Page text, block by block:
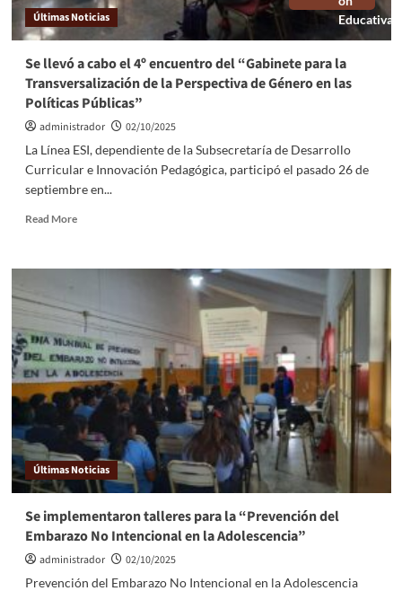
Últimas Noticias
Se llevó a cabo el 4º encuentro del “Gabinete para la
Transversalización de la Perspectiva de Género en las
Políticas Públicas”
administrador
02/10/2025
La Línea ESI, dependiente de la Subsecretaría de Desarrollo
Curricular e Innovación Pedagógica, participó el pasado 26 de
septiembre en...
Read More
Últimas Noticias
Se implementaron talleres para la “Prevención del
Embarazo No Intencional en la Adolescencia”
administrador
02/10/2025
Prevención del Embarazo No Intencional en la Adolescencia
Educativa